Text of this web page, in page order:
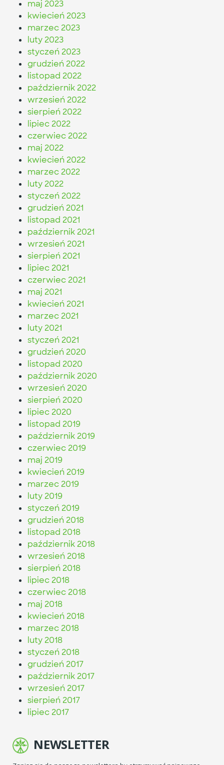
maj 2023
kwiecień 2023
marzec 2023
luty 2023
styczeń 2023
grudzień 2022
listopad 2022
październik 2022
wrzesień 2022
sierpień 2022
lipiec 2022
czerwiec 2022
maj 2022
kwiecień 2022
marzec 2022
luty 2022
styczeń 2022
grudzień 2021
listopad 2021
październik 2021
wrzesień 2021
sierpień 2021
lipiec 2021
czerwiec 2021
maj 2021
kwiecień 2021
marzec 2021
luty 2021
styczeń 2021
grudzień 2020
listopad 2020
październik 2020
wrzesień 2020
sierpień 2020
lipiec 2020
listopad 2019
październik 2019
czerwiec 2019
maj 2019
kwiecień 2019
marzec 2019
luty 2019
styczeń 2019
grudzień 2018
listopad 2018
październik 2018
wrzesień 2018
sierpień 2018
lipiec 2018
czerwiec 2018
maj 2018
kwiecień 2018
marzec 2018
luty 2018
styczeń 2018
grudzień 2017
październik 2017
wrzesień 2017
sierpień 2017
lipiec 2017
NEWSLETTER